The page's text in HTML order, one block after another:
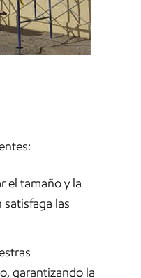
el tamaño y la
satisfaga las
garantizando la